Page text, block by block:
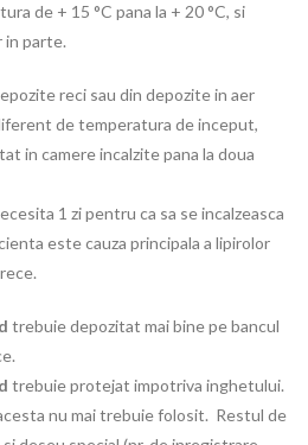
de + 15 °C pana la + 20 °C, si
in parte.
reci sau din depozite in aer
de temperatura de inceput,
in camere incalzite pana la doua
1 zi pentru ca sa se incalzeasca
este cauza principala a lipirolor
trebuie depozitat mai bine pe bancul
trebuie protejat impotriva inghetului.
nu mai trebuie folosit. Restul de